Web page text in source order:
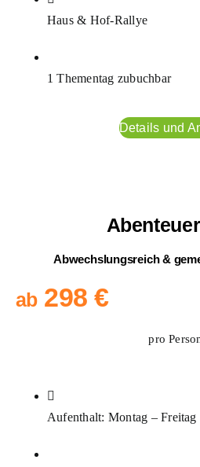
Haus & Hof-Rallye
1 Thementag zubuchbar
Details und
Abwechslungsreich &
ab298 €
pro
Aufenthalt: Montag – Freitag